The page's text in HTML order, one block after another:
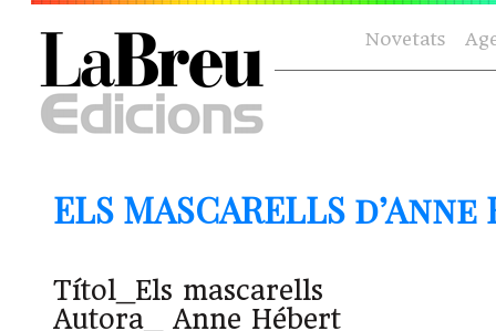
Novetats
ELS MASCARELLS
Títol_Els mascarells
Autora_ Anne Hébert